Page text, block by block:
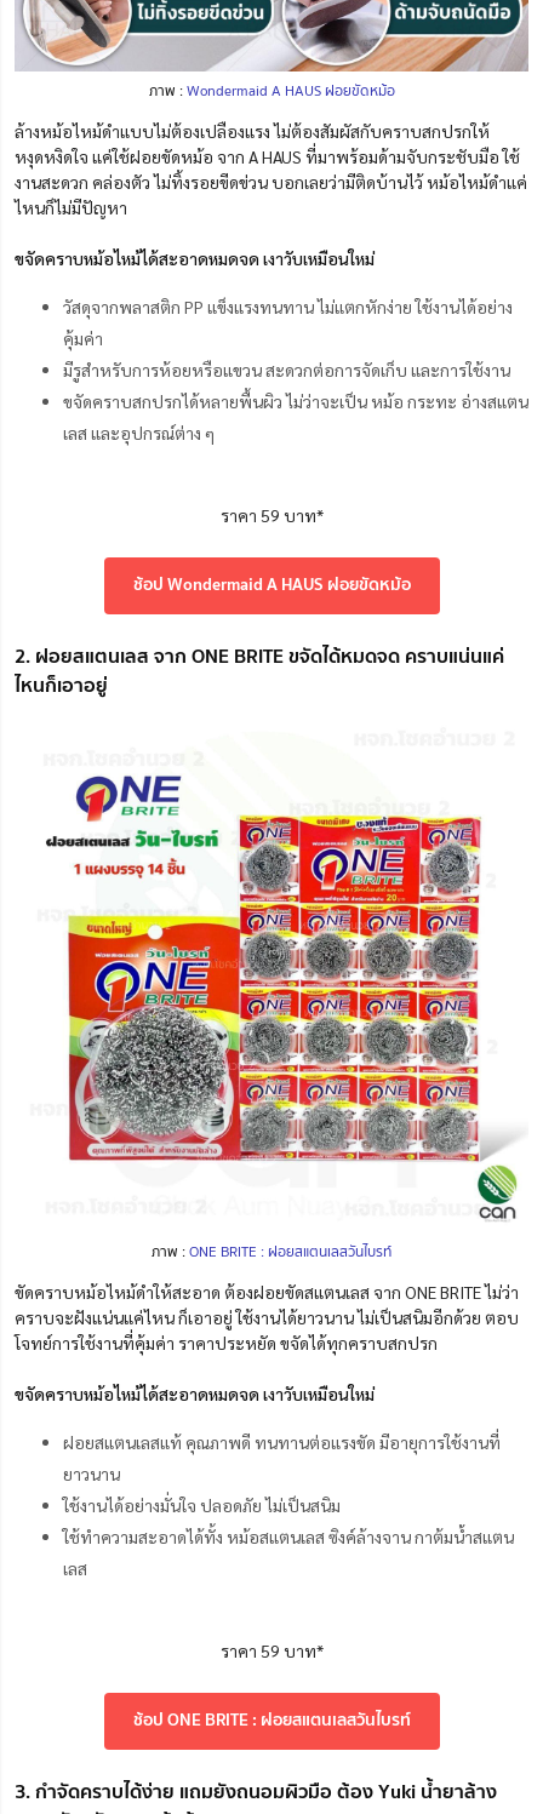
ภาพ :Wondermaid A HAUS ฝอยขัดหม้อ
ล้างหม้อไหม้ดำแบบไม่ต้องเปลืองแรง ไม่ต้องสัมผัสกับคราบสกปรกให้
หงุดหงิดใจ แค่ใช้ฝอยขัดหม้อ จาก A HAUS ที่มาพร้อมด้ามจับกระชับมือ ใช้
งานสะดวก คล่องตัว ไม่ทิ้งรอยขีดข่วน บอกเลยว่ามีติดบ้านไว้ หม้อไหม้ดำแค่
ไหนก็ไม่มีปัญหา
ขจัดคราบหม้อไหม้ได้สะอาดหมดจด เงาวับเหมือนใหม่
วัสดุจากพลาสติก PP แข็งแรงทนทาน ไม่แตกหักง่าย ใช้งานได้อย่าง
คุ้มค่า
มีรูสำหรับการห้อยหรือแขวน สะดวกต่อการจัดเก็บ และการใช้งาน
ขจัดคราบสกปรกได้หลายพื้นผิว ไม่ว่าจะเป็น หม้อ กระทะ อ่างสแตน
เลส และอุปกรณ์ต่าง ๆ
ราคา 59 บาท*
ช้อป Wondermaid A HAUS ฝอยขัดหม้อ
2. ฝอยสแตนเลส จาก ONE BRITE ขจัดได้หมดจด คราบแน่นแค่
ไหนก็เอาอยู่
ภาพ :ONE BRITE : ฝอยสแตนเลสวันไบรท์
ขัดคราบหม้อไหม้ดำให้สะอาด ต้องฝอยขัดสแตนเลส จาก ONE BRITE ไม่ว่า
คราบจะฝังแน่นแค่ไหน ก็เอาอยู่ ใช้งานได้ยาวนาน ไม่เป็นสนิมอีกด้วย ตอบ
โจทย์การใช้งานที่คุ้มค่า ราคาประหยัด ขจัดได้ทุกคราบสกปรก
ขจัดคราบหม้อไหม้ได้สะอาดหมดจด เงาวับเหมือนใหม่
ฝอยสแตนเลสแท้ คุณภาพดี ทนทานต่อแรงขัด มีอายุการใช้งานที่
ยาวนาน
ใช้งานได้อย่างมั่นใจ ปลอดภัย ไม่เป็นสนิม
ใช้ทำความสะอาดได้ทั้ง หม้อสแตนเลส ซิงค์ล้างจาน กาต้มน้ำสแตน
เลส
ราคา 59 บาท*
ช้อป ONE BRITE : ฝอยสแตนเลสวันไบรท์
3. กำจัดคราบได้ง่าย แถมยังถนอมผิวมือ ต้อง Yuki น้ำยาล้าง